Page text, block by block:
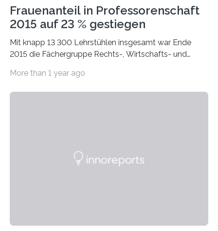
Frauenanteil in Professorenschaft
2015 auf 23 % gestiegen
Mit knapp 13 300 Lehrstühlen insgesamt war Ende
2015 die Fächergruppe Rechts-, Wirtschafts- und
bei…
More than 1 year ago